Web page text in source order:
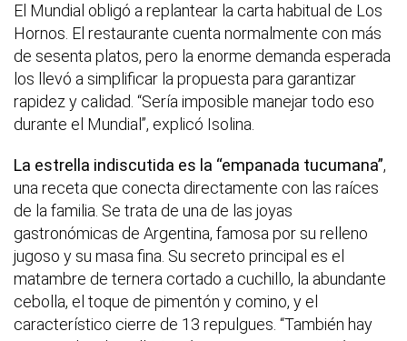
El Mundial obligó a replantear la carta habitual de Los
Hornos. El restaurante cuenta normalmente con más
de sesenta platos, pero la enorme demanda esperada
los llevó a simplificar la propuesta para garantizar
rapidez y calidad. “Sería imposible manejar todo eso
durante el Mundial”, explicó Isolina.
La estrella indiscutida es la “empanada tucumana”,
una receta que conecta directamente con las raíces
de la familia. Se trata de una de las joyas
gastronómicas de Argentina, famosa por su relleno
jugoso y su masa fina. Su secreto principal es el
matambre de ternera cortado a cuchillo, la abundante
cebolla, el toque de pimentón y comino, y el
característico cierre de 13 repulgues. “También hay